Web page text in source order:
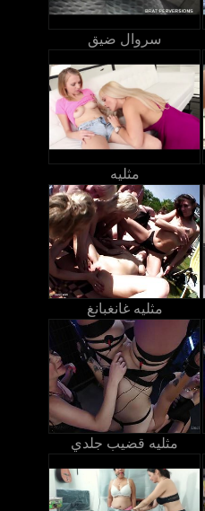
سروال ضيق
مثليه
مثليه غانغبانغ
مثليه قضيب جلدي